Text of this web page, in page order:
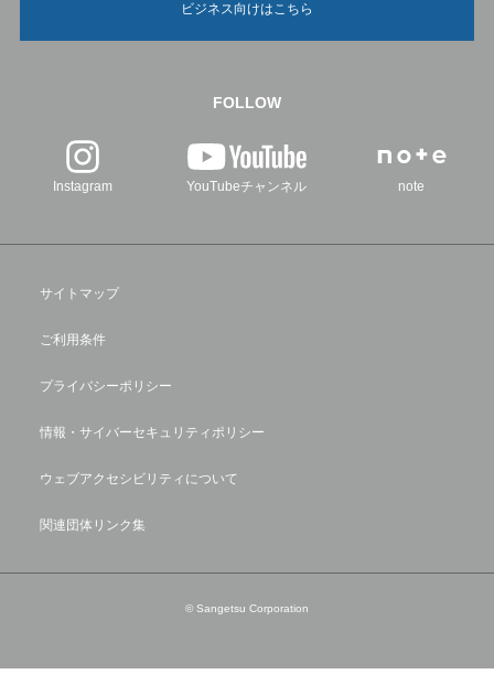
ビジネス向けはこちら
FOLLOW
Instagram YouTubeチャンネル note
サイトマップ
ご利用条件
プライバシーポリシー
情報・サイバーセキュリティポリシー
ウェブアクセシビリティについて
関連団体リンク集
© Sangetsu Corporation